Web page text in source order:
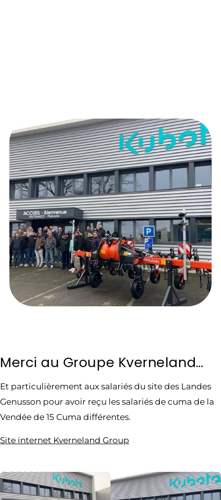
Merci au Groupe Kverneland…
Et particulièrement aux salariés du site des Landes
Genusson pour avoir reçu les salariés de cuma de la
Vendée de 15 Cuma différentes.
Site internet Kverneland Group